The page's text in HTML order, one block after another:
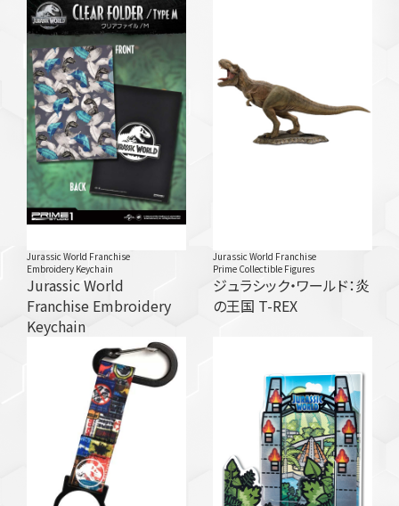
Jurassic World Franchise
Embroidery Keychain
Jurassic World
Franchise Embroidery
Keychain
Jurassic World Franchise
Prime Collectible Figures
ジュラシック・ワールド：炎
の王国 T-REX